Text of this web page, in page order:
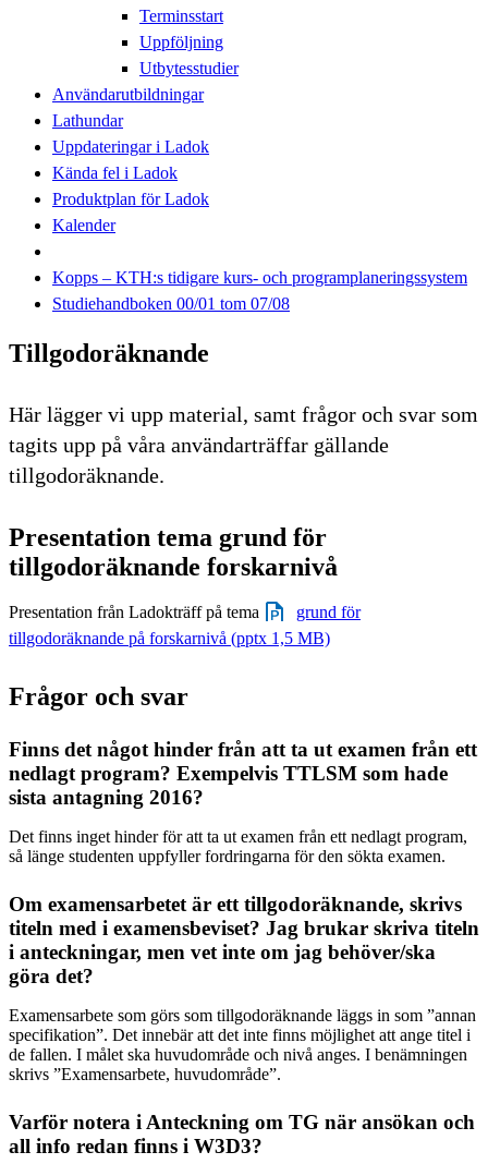
Terminsstart
Uppföljning
Utbytesstudier
Användarutbildningar
Lathundar
Uppdateringar i Ladok
Kända fel i Ladok
Produktplan för Ladok
Kalender
Kopps – KTH:s tidigare kurs- och programplaneringssystem
Studiehandboken 00/01 tom 07/08
Tillgodoräknande
Här lägger vi upp material, samt frågor och svar som
tagits upp på våra användarträffar gällande
tillgodoräknande.
Presentation tema grund för
tillgodoräknande forskarnivå
Presentation från Ladokträff på tema
grund för
tillgodoräknande på forskarnivå (pptx 1,5 MB)
Frågor och svar
Finns det något hinder från att ta ut examen från ett
nedlagt program? Exempelvis TTLSM som hade
sista antagning 2016?
Det finns inget hinder för att ta ut examen från ett nedlagt program,
så länge studenten uppfyller fordringarna för den sökta examen.
Om examensarbetet är ett tillgodoräknande, skrivs
titeln med i examensbeviset? Jag brukar skriva titeln
i anteckningar, men vet inte om jag behöver/ska
göra det?
Examensarbete som görs som tillgodoräknande läggs in som ”annan
specifikation”. Det innebär att det inte finns möjlighet att ange titel i
de fallen. I målet ska huvudområde och nivå anges. I benämningen
skrivs ”Examensarbete, huvudområde”.
Varför notera i Anteckning om TG när ansökan och
all info redan finns i W3D3?